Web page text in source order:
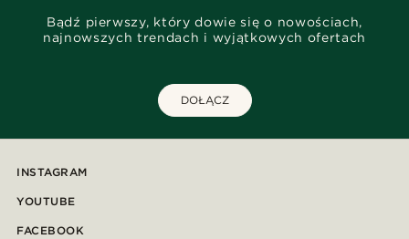
Bądź pierwszy, który dowie się o nowościach,
najnowszych trendach i wyjątkowych ofertach
DOŁĄCZ
INSTAGRAM
YOUTUBE
FACEBOOK